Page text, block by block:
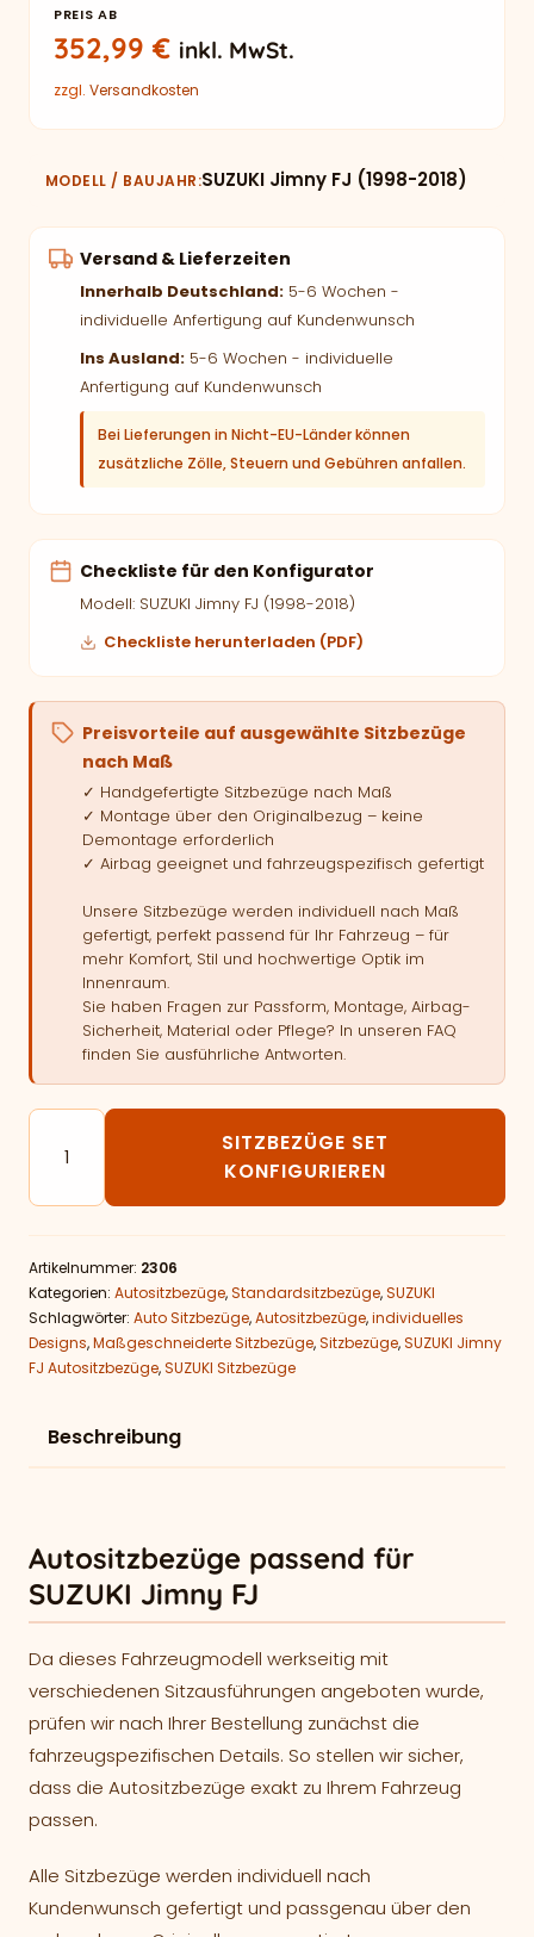
PREIS AB
352,99€ inkl. MwSt.
zzgl. Versandkosten
MODELL / BAUJAHR SUZUKI Jimny FJ (1998-2018)
Versand & Lieferzeiten
Innerhalb Deutschland: 5-6 Wochen -
individuelle Anfertigung auf Kundenwunsch
Ins Ausland: 5-6 Wochen - individuelle
Anfertigung auf Kundenwunsch
Bei Lieferungen in Nicht-EU-Länder können
zusätzliche Zölle, Steuern und Gebühren anfallen.
Checkliste für den Konfigurator
Modell: SUZUKI Jimny FJ (1998-2018)
Checkliste herunterladen (PDF)
Preisvorteile auf ausgewählte Sitzbezüge
nach Maß
✓ Handgefertigte Sitzbezüge nach Maß
✓ Montage über den Originalbezug – keine
Demontage erforderlich
✓ Airbag geeignet und fahrzeugspezifisch gefertigt
Unsere Sitzbezüge werden individuell nach Maß
gefertigt, perfekt passend für Ihr Fahrzeug – für
mehr Komfort, Stil und hochwertige Optik im
Innenraum.
Sie haben Fragen zur Passform, Montage, Airbag-
Sicherheit, Material oder Pflege? In unseren FAQ
finden Sie ausführliche Antworten.
Autositzbezüge passend für SUZUKI Jimny FJ Menge
SITZBEZÜGE SET
KONFIGURIEREN
Artikelnummer: 2306
Kategorien: Autositzbezüge,Standardsitzbezüge,SUZUKI
Schlagwörter: Auto Sitzbezüge,Autositzbezüge,individuelles
Designs,Maßgeschneiderte Sitzbezüge,Sitzbezüge,SUZUKI Jimny
FJ Autositzbezüge,SUZUKI Sitzbezüge
Beschreibung
Autositzbezüge passend für
SUZUKI Jimny FJ
Da dieses Fahrzeugmodell werkseitig mit
verschiedenen Sitzausführungen angeboten wurde,
prüfen wir nach Ihrer Bestellung zunächst die
fahrzeugspezifischen Details. So stellen wir sicher,
dass die Autositzbezüge exakt zu Ihrem Fahrzeug
passen.
Alle Sitzbezüge werden individuell nach
Kundenwunsch gefertigt und passgenau über den